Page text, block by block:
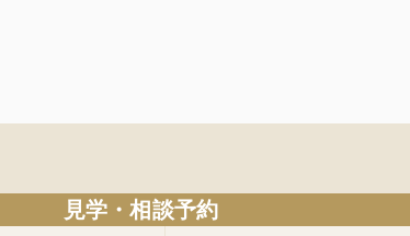
見学・相談予約